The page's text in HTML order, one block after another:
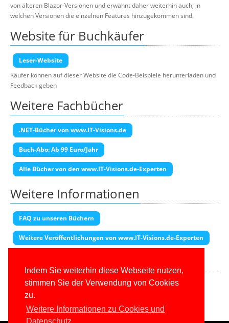
Indem Sie weiterhin diese Webseite nutzen,
stimmen Sie der Verwendung von Cookies
zu.
Weitere Informationen zu Cookies und
von älteren Blazor-Versionen und erwähnt daher weiterhin auch, in
welchen Versionen die einzelnen Features hinzugekommen sind.
Website für Buchkäufer
Leser-Website
Käufer können auf dieser Website die Code-Beispiele herunterladen und
Feedback geben
Weitere Fachbücher
.NET-Bücher von www.IT-Visions.de
Buch-Abo: Ab 99 Euro/Jahr
Alle Bücher von den www.IT-Visions.de-Experten
Weitere Informationen
FAQ zu unseren Büchern
Weitere Veröffentlichungen von www.IT-Visions.de-Experten
Diese Seite enthält Partner-Links. Wenn Sie auf einen Amazon-Link
klicken und dort kaufen, erhalten wir eine Provision.